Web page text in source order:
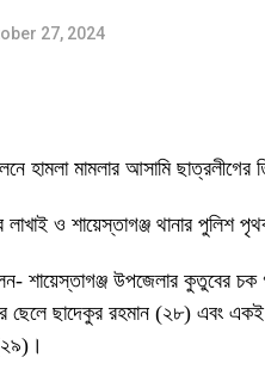
27, 2024
হামলা মামলার আসামি ছাত্রলীগের
ও শায়েস্তাগঞ্জ থানার পুলিশ
শায়েস্তাগঞ্জ উপজেলার কুতুবের চক
ছেলে ছাদেকুর রহমান (২৮) এবং